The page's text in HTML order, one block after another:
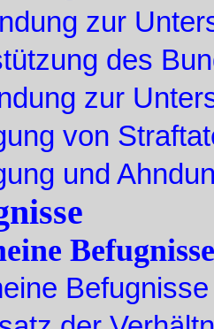
zur
des
zur
von
und
Befugnisse